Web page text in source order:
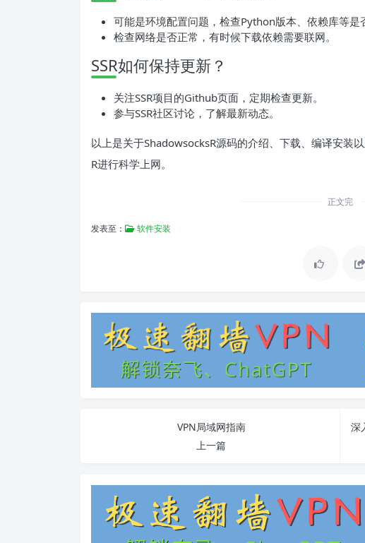
可能是环境配置问题，检查Python版本、依赖库等是
检查网络是否正常，有时候下载依赖需要联网。
SSR如何保持更新？
关注SSR项目的Github页面，定期检查更新。
参与SSR社区讨论，了解最新动态。
以上是关于ShadowsocksR源码的介绍、下载、编译安装
R进行科学上网。
正文完
发表至： 软件安装
VPN局域网指南
上一篇